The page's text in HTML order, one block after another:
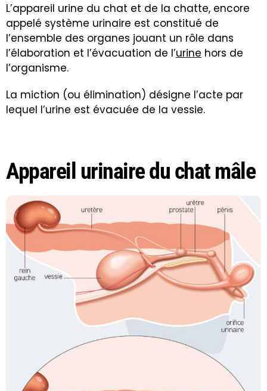
L’appareil urine du chat et de la chatte, encore
appelé système urinaire est constitué de
l’ensemble des organes jouant un rôle dans
l’élaboration et l’évacuation de l’urine hors de
l’organisme.
La miction (ou élimination) désigne l’acte par
lequel l’urine est évacuée de la vessie.
Appareil urinaire du chat mâle